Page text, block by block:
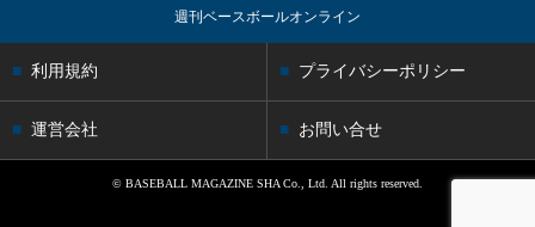
週刊ベースボールオンライン
利用規約 プライバシーポリシー
運営会社 お問い合せ
© BASEBALL MAGAZINE SHA Co., Ltd. All rights reserved.